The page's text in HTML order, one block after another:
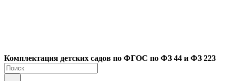
Комплектация детских садов по ФГОC по ФЗ 44 и ФЗ 223